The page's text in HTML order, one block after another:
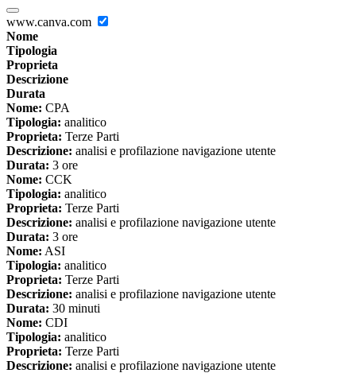
www.canva.com
Nome
Tipologia
Proprieta
Descrizione
Durata
Nome: CPA
Tipologia: analitico
Proprieta: Terze Parti
Descrizione: analisi e profilazione navigazione utente
Durata: 3 ore
Nome: CCK
Tipologia: analitico
Proprieta: Terze Parti
Descrizione: analisi e profilazione navigazione utente
Durata: 3 ore
Nome: ASI
Tipologia: analitico
Proprieta: Terze Parti
Descrizione: analisi e profilazione navigazione utente
Durata: 30 minuti
Nome: CDI
Tipologia: analitico
Proprieta: Terze Parti
Descrizione: analisi e profilazione navigazione utente